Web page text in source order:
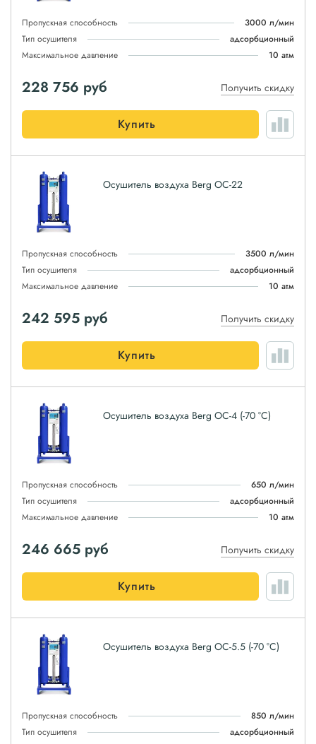
Пропускная способность
3000 л/мин
Тип осушителя
адсорбционный
Максимальное давление
10 атм
228 756 руб Получить скидку
Купить
Осушитель воздуха Berg ОС-22
Пропускная способность
3500 л/мин
Тип осушителя
адсорбционный
Максимальное давление
10 атм
242 595 руб Получить скидку
Купить
Осушитель воздуха Berg ОС-4 (-70 °С)
Пропускная способность
650 л/мин
Тип осушителя
адсорбционный
Максимальное давление
10 атм
246 665 руб Получить скидку
Купить
Осушитель воздуха Berg ОС-5.5 (-70 °С)
Пропускная способность
850 л/мин
Тип осушителя
адсорбционный